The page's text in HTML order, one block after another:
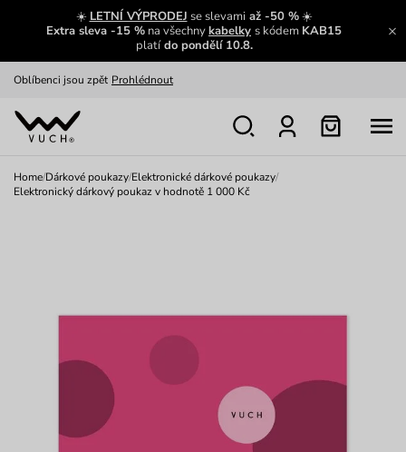
☀️ LETNÍ VÝPRODEJ se slevamiaž -50 %☀️
Extra sleva -15 % na všechnykabelky s kódem KAB15
platído pondělí 10.8.
Zajímavosti ze světa Vuch:
Zobrazit
Oblíbenci jsou zpět Prohlédnout
Nech se inspirovat
Home/Dárkové poukazy/Elektronické dárkové poukazy/
Elektronický dárkový poukaz v hodnotě 1 000 Kč